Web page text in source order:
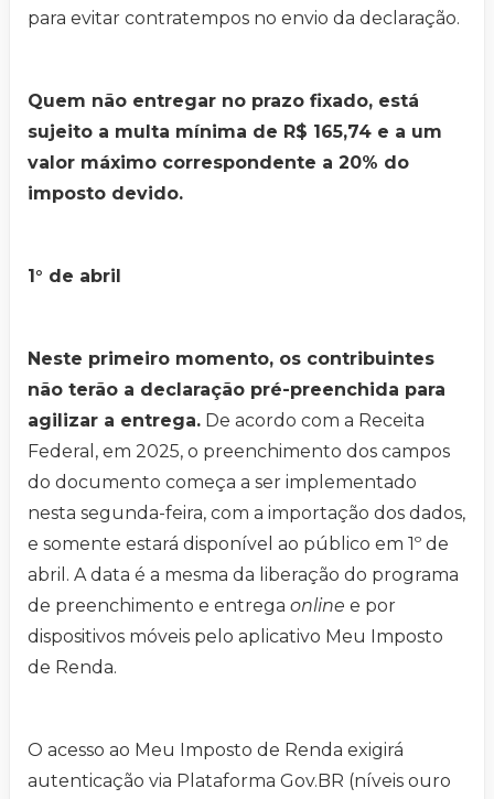
para evitar contratempos no envio da declaração.
Quem não entregar no prazo fixado, está
sujeito a multa mínima de R$ 165,74 e a um
valor máximo correspondente a 20% do
imposto devido.
1° de abril
Neste primeiro momento, os contribuintes
não terão a declaração pré-preenchida para
agilizar a entrega. De acordo com a Receita
Federal, em 2025, o preenchimento dos campos
do documento começa a ser implementado
nesta segunda-feira, com a importação dos dados,
e somente estará disponível ao público em 1º de
abril. A data é a mesma da liberação do programa
de preenchimento e entrega online e por
dispositivos móveis pelo aplicativo Meu Imposto
de Renda.
O acesso ao Meu Imposto de Renda exigirá
autenticação via Plataforma Gov.BR (níveis ouro